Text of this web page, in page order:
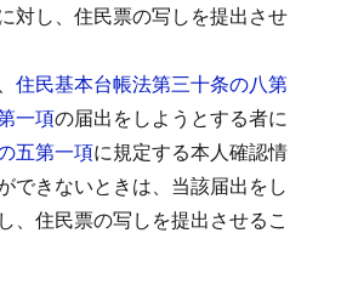
対し、住民票の写しを提出させ
住民基本台帳法第三十条の八第
一項の届出をしようとする者に
五第一項に規定する本人確認情
できないときは、当該届出をし
、住民票の写しを提出させるこ